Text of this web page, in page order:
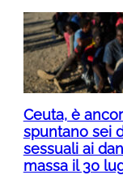
Ceuta, è
spuntano sei
sessuali ai
massa il 30